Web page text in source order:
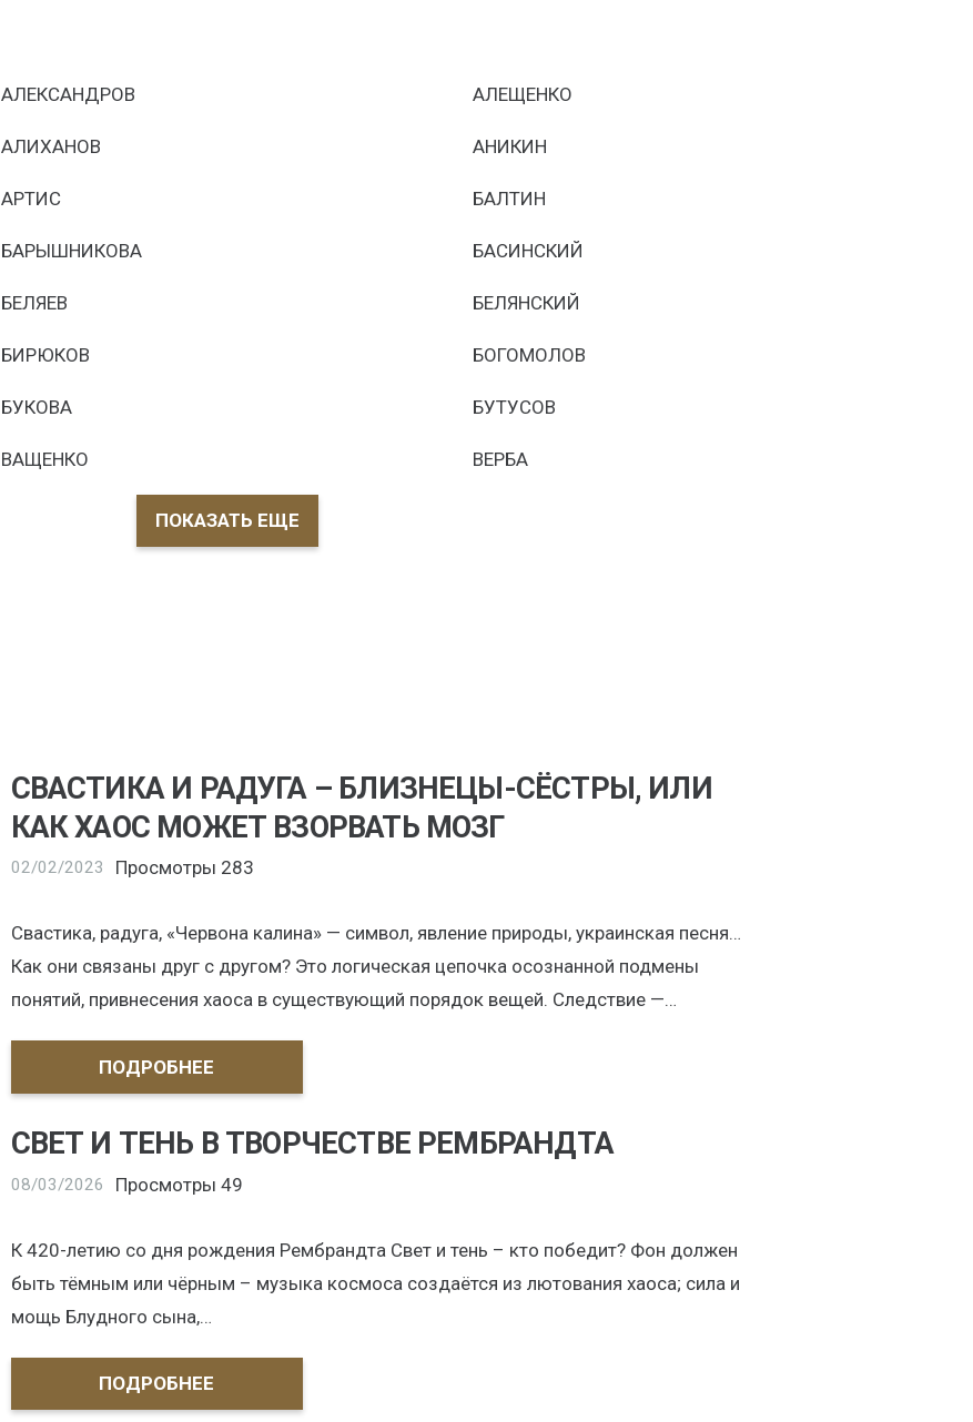
АЛЕКСАНДРОВ АЛЕЩЕНКО
АЛИХАНОВ АНИКИН
АРТИС БАЛТИН
БАРЫШНИКОВА БАСИНСКИЙ
БЕЛЯЕВ БЕЛЯНСКИЙ
БИРЮКОВ БОГОМОЛОВ
БУКОВА БУТУСОВ
ВАЩЕНКО ВЕРБА
ПОКАЗАТЬ ЕЩЕ
СВАСТИКА И РАДУГА – БЛИЗНЕЦЫ-СЁСТРЫ, ИЛИ
КАК ХАОС МОЖЕТ ВЗОРВАТЬ МОЗГ
02/02/2023 Просмотры 283
Свастика, радуга, «Червона калина» — символ, явление природы, украинская песня…
Как они связаны друг с другом? Это логическая цепочка осознанной подмены
понятий, привнесения хаоса в существующий порядок вещей. Следствие —…
ПОДРОБНЕЕ
СВЕТ И ТЕНЬ В ТВОРЧЕСТВЕ РЕМБРАНДТА
08/03/2026 Просмотры 49
К 420-летию со дня рождения Рембрандта Свет и тень – кто победит? Фон должен
быть тёмным или чёрным – музыка космоса создаётся из лютования хаоса; сила и
мощь Блудного сына,…
ПОДРОБНЕЕ